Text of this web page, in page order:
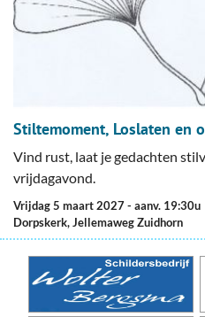
Stiltemoment, Loslaten en
Vind rust, laat je gedachten
vrijdagavond.
vrijdag 5 maart 2027- aanv. 19:30u
Dorpskerk, Jellemaweg Zuidhorn